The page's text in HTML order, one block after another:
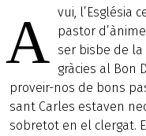
A vui, l’Església
pastor
ser bisbe de la
gràcies al Bon
proveir-nos de bons
sant Carles estaven
sobretot en el clergat.